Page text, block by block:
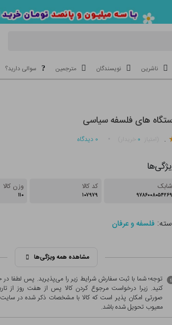
ناشرین نویسندگان مترجمین سوالی دارید؟
های فلسفه سیاسی
. ۰ ۰ دیدگاه
شابک
۹۷۸۶۰۰۸۰۵۴۲۶۹
کد کالا
۱۰۷۹۷۹
وزن کالا
۱۱۰
فلسفه و عرفان
مشاهده همه ویژگی‌ها
توجه؛ شما با ثبت سفارش شرایط زیر را می‌پذیرید. پس لطفا
کنید. زیرا درخواست مرجوع کردن کالا پس از هفت روز از
صورتی امکان پذیر است که کالا با مشخصات ذکر شده در
معيوب تحویل شده باشد.